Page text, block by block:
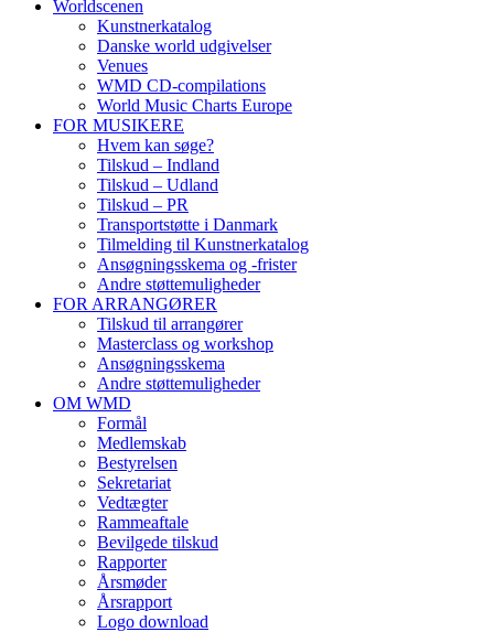
Worldscenen
Kunstnerkatalog
Danske world udgivelser
Venues
WMD CD-compilations
World Music Charts Europe
FOR MUSIKERE
Hvem kan søge?
Tilskud – Indland
Tilskud – Udland
Tilskud – PR
Transportstøtte i Danmark
Tilmelding til Kunstnerkatalog
Ansøgningsskema og -frister
Andre støttemuligheder
FOR ARRANGØRER
Tilskud til arrangører
Masterclass og workshop
Ansøgningsskema
Andre støttemuligheder
OM WMD
Formål
Medlemskab
Bestyrelsen
Sekretariat
Vedtægter
Rammeaftale
Bevilgede tilskud
Rapporter
Årsmøder
Årsrapport
Logo download